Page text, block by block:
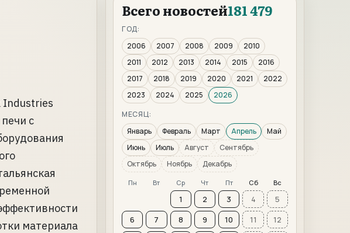
Industries
с
материала
Всего новостей181 479
ГОД:
2006
2007 2008 2009
2010
2011
2012 2013 2014 2015
2016
2017
2018 2019 2020 2021
2022
2023
2024 2025
2026
МЕСЯЦ:
Январь
Февраль Март Апрель
Май
Июнь
Июль Август
Сентябрь
Октябрь
Ноябрь Декабрь
Пн Вт Ср Чт Пт Сб Вс
1 2 3 4
5
6
7 8 9 10 11
12